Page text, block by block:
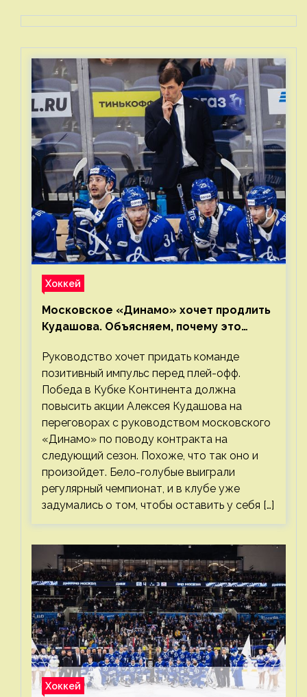
Хоккей
Московское «Динамо» хочет продлить
Кудашова. Объясняем, почему это
Руководство хочет придать команде
позитивный импульс перед плей-офф.
Победа в Кубке Континента должна
повысить акции Алексея Кудашова на
переговорах с руководством московского
«Динамо» по поводу контракта на
следующий сезон. Похоже, что так оно и
произойдет. Бело-голубые выиграли
регулярный чемпионат, и в клубе уже
задумались о том, чтобы оставить у себя […]
Хоккей